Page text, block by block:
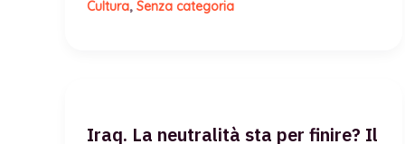
la fierezza di
proviene, non
Cultura, Senza categoria
Iraq. La neutralità sta per finire? Il